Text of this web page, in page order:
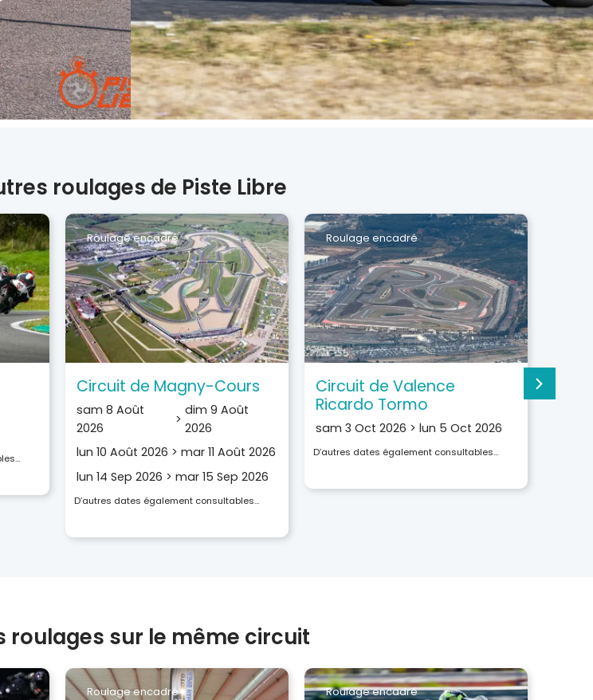
roulages de Piste Libre
Roulage encadré
Circuit de Magny-Cours
sam 8 Août
2026
>
dim 9 Août
2026
lun 10 Août 2026 > mar 11 Août 2026
lun 14 Sep 2026 > mar 15 Sep 2026
D’autres dates également consultables…
Roulage encadré
Circuit de Valence
Ricardo Tormo
sam 3 Oct 2026 > lun 5 Oct 2026
D’autres dates également consultables…
roulages sur le même circuit
Roulage encadré Roulage encadré